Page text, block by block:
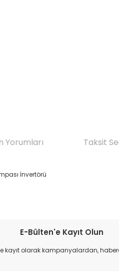
Yorumları Taksit
İnvertörü
görüntülenemiyor.
E-Bülten'e Kayıt Olun
kayıt olarak kampanyalardan,